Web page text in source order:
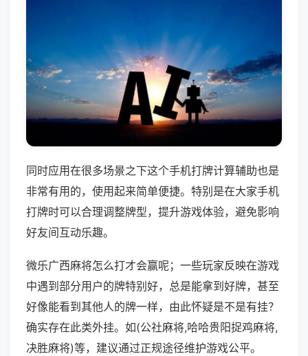
同时应用在很多场景之下这个手机打牌计算辅助也是
非常有用的，使用起来简单便捷。特别是在大家手机
打牌时可以合理调整牌型，提升游戏体验，避免影响
好友间互动乐趣。
微乐广西麻将怎么打才会赢呢；一些玩家反映在游戏
中遇到部分用户的牌特别好，总是能拿到好牌，甚至
好像能看到其他人的牌一样，由此怀疑是不是有挂？
确实存在此类外挂。如(公社麻将,哈哈贵阳捉鸡麻将,
决胜麻将)等，建议通过正规途径维护游戏公平。